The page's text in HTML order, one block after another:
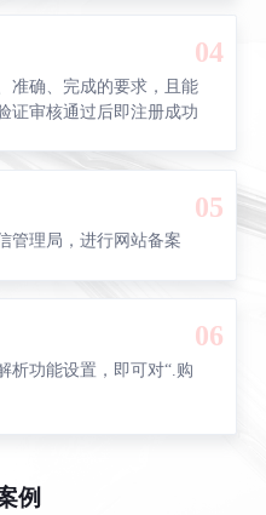
准确、完成的要求，且能
证审核通过后即注册成功
04
管理局，进行网站备案
05
析功能设置，即可对“.购
06
例